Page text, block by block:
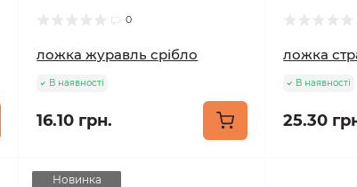
0
ложка журавль срібло
В наявності
16.10 грн.
ложка
В наявності
25.30
Новинка